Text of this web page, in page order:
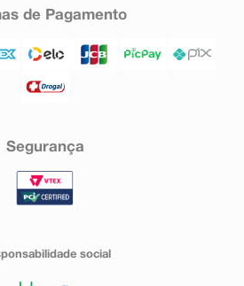
de Pagamento
Segurança
social